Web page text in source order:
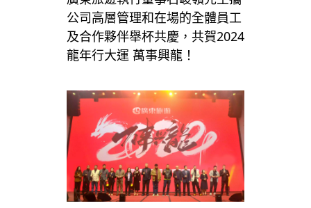
公司高層管理和在場的全體員工
及合作夥伴舉杯共慶，共賀2024
龍年行大運 萬事興龍！